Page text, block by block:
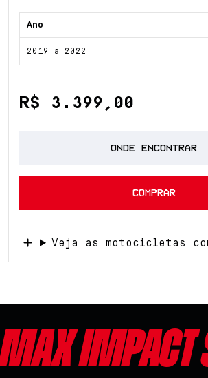
Ano
2019 a 2022
R$ 3.399,00
ONDE ENCONTRAR
COMPRAR
Veja as motocicletas
Max impact